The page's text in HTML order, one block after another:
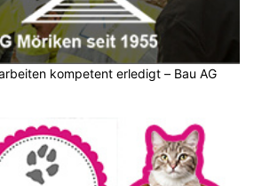
kompetent erledigt – Bau AG